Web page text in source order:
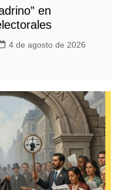
en
4 de agosto de 2026